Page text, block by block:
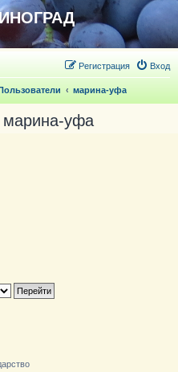
Вход
Регистрация
марина-уфа
марина-уфа